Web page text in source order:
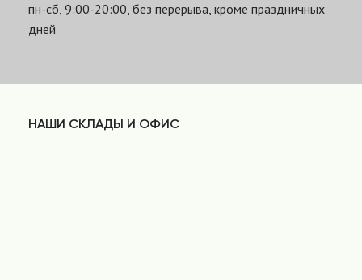
пн-сб, 9:00-20:00, без перерыва, кроме праздничных
дней
НАШИ СКЛАДЫ И ОФИС